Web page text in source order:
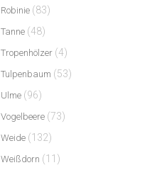
Robinie (83)
Tanne (48)
Tropenhölzer (4)
Tulpenbaum (53)
Ulme (96)
Vogelbeere (73)
Weide (132)
Weißdorn (11)